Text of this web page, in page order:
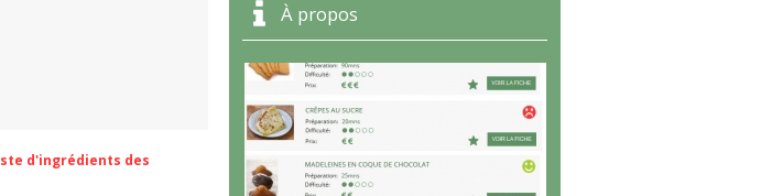
À propos
d'ingrédients des